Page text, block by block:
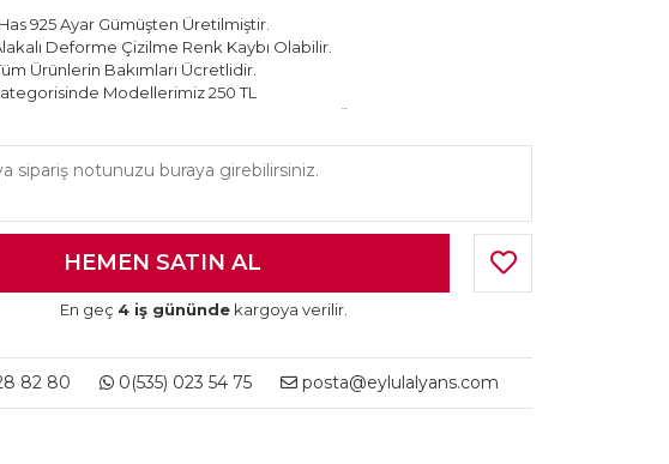
925 Ayar Gümüşten Üretilmiştir.
Deforme Çizilme Renk Kaybı Olabilir.
Ürünlerin Bakımları Ücretlidir.
Modellerimiz 250 TL
Kolye ve Bileklik Modellerimiz 150 TL Sabit Ücret ile Hareket
En geç 4 iş gününde kargoya verilir.
82 80 0(535) 023 54 75 posta@eylulalyans.com